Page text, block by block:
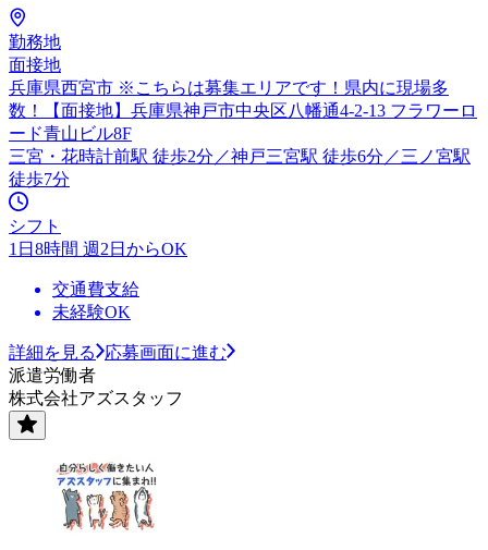
勤務地
面接地
兵庫県西宮市 ※こちらは募集エリアです！県内に現場多
数！【面接地】兵庫県神戸市中央区八幡通4-2-13 フラワーロ
ード青山ビル8F
三宮・花時計前駅 徒歩2分／神戸三宮駅 徒歩6分／三ノ宮駅
徒歩7分
シフト
1日8時間 週2日からOK
交通費支給
未経験OK
詳細を見る
応募画面に進む
派遣労働者
株式会社アズスタッフ